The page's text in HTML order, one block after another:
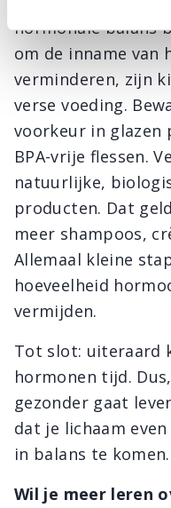
hormonale balans
om de inname van
verminderen, zijn
verse voeding.
voorkeur in
BPA-vrije flessen.
natuurlijke,
producten. Dat
meer shampoos,
Allemaal kleine
hoeveelheid
vermijden.
Tot slot: uiteraard
hormonen tijd.
gezonder gaat
dat je lichaam
in balans te komen.
Wil je meer leren